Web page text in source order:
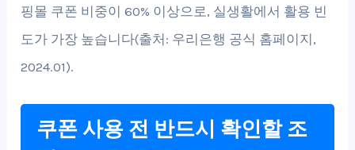
핑몰 쿠폰 비중이 60% 이상으로, 실생활에서 활용 빈
도가 가장 높습니다(출처: 우리은행 공식 홈페이지,
2024.01).
쿠폰 사용 전 반드시 확인할 조